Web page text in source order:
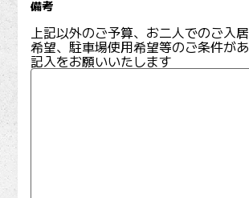
備考
上記以外のご予算、お二人でのご入
希望、駐車場使用希望等のご条件が
記入をお願いいたします